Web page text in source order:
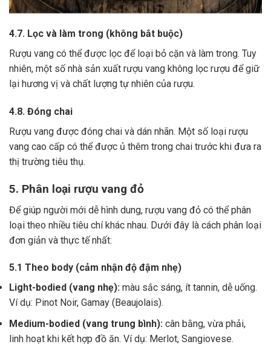
4.7. Lọc và làm trong (không bắt buộc)
Rượu vang có thể được lọc để loại bỏ cặn và làm trong. Tuy
nhiên, một số nhà sản xuất rượu vang không lọc rượu để giữ
lại hương vị và chất lượng tự nhiên của rượu.
4.8. Đóng chai
Rượu vang được đóng chai và dán nhãn. Một số loại rượu
vang cao cấp có thể được ủ thêm trong chai trước khi đưa ra
thị trường tiêu thụ.
5. Phân loại rượu vang đỏ
Để giúp người mới dễ hình dung, rượu vang đỏ có thể phân
loại theo nhiều tiêu chí khác nhau. Dưới đây là cách phân loại
đơn giản và thực tế nhất:
5.1 Theo body (cảm nhận độ đậm nhẹ)
Light-bodied (vang nhẹ): màu sắc sáng, ít tannin, dễ uống.
Ví dụ: Pinot Noir, Gamay (Beaujolais).
Medium-bodied (vang trung bình): cân bằng, vừa phải,
linh hoạt khi kết hợp đồ ăn. Ví dụ: Merlot, Sangiovese.